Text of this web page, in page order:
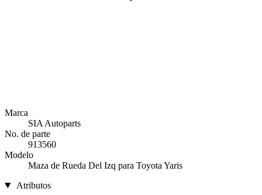
Marca
SIA Autoparts
No. de parte
913560
Modelo
Maza de Rueda Del Izq para Toyota Yaris
Atributos